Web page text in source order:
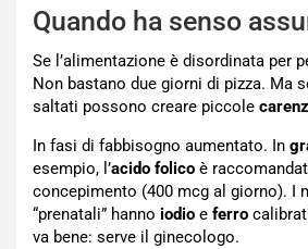
Quando ha senso
Se l’alimentazione è disordinata per
Non bastano due giorni di pizza. Ma
saltati possono creare piccole
In fasi di fabbisogno aumentato. In
esempio, l’acido folico è
concepimento (400 mcg al giorno). I
“prenatali” hanno iodio e ferro
va bene: serve il ginecologo.